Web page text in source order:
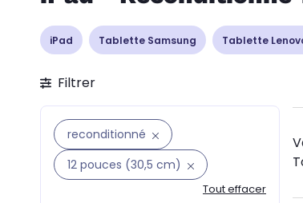
iPad Tablette Samsung Tablette
Filtrer
reconditionné
12 pouces (30,5 cm)
Tout effacer